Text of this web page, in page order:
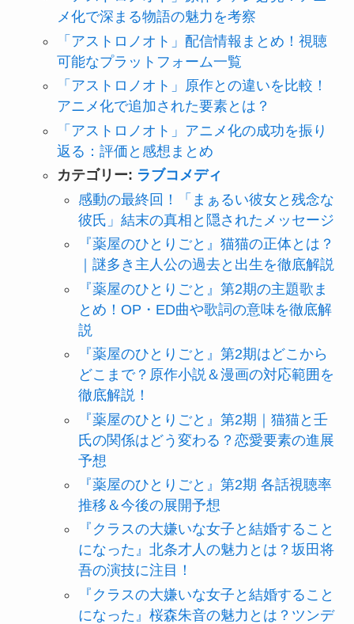
メ化で深まる物語の魅力を考察
「アストロノオト」配信情報まとめ！視聴
可能なプラットフォーム一覧
「アストロノオト」原作との違いを比較！
アニメ化で追加された要素とは？
「アストロノオト」アニメ化の成功を振り
返る：評価と感想まとめ
カテゴリー: ラブコメディ
感動の最終回！「まぁるい彼女と残念な
彼氏」結末の真相と隠されたメッセージ
『薬屋のひとりごと』猫猫の正体とは？
｜謎多き主人公の過去と出生を徹底解説
『薬屋のひとりごと』第2期の主題歌ま
とめ！OP・ED曲や歌詞の意味を徹底解
説
『薬屋のひとりごと』第2期はどこから
どこまで？原作小説＆漫画の対応範囲を
徹底解説！
『薬屋のひとりごと』第2期｜猫猫と壬
氏の関係はどう変わる？恋愛要素の進展
予想
『薬屋のひとりごと』第2期 各話視聴率
推移＆今後の展開予想
『クラスの大嫌いな女子と結婚すること
になった』北条才人の魅力とは？坂田将
吾の演技に注目！
『クラスの大嫌いな女子と結婚すること
になった』桜森朱音の魅力とは？ツンデ